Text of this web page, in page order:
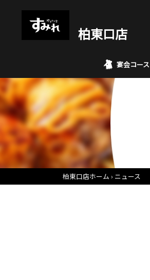
柏東口店
宴会コース
柏東口店ホーム ニュース